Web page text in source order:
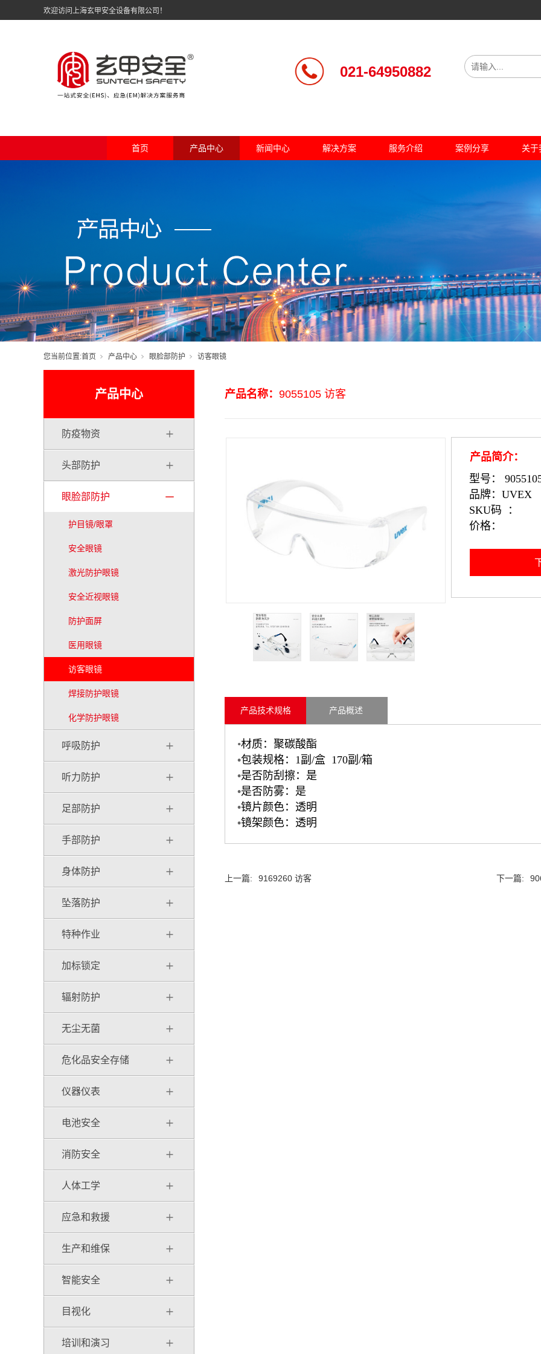
欢迎访问上海玄甲安全设备有限公司！
021-64950882
首页 产品中心 新闻中心 解决方案 服务介绍 案例分享 关于
您当前位置:首页 产品中心 眼脸部防护 访客眼镜
产品中心
防疫物资
头部防护
眼脸部防护
护目镜/眼罩
安全眼镜
激光防护眼镜
安全近视眼镜
防护面屏
医用眼镜
访客眼镜
焊接防护眼镜
化学防护眼镜
呼吸防护
听力防护
足部防护
手部防护
身体防护
坠落防护
特种作业
加标锁定
辐射防护
无尘无菌
危化品安全存储
仪器仪表
电池安全
消防安全
人体工学
应急和救援
生产和维保
智能安全
目视化
培训和演习
产品名称： 9055105 访客
产品简介：
型号：
品牌：UVEX
SKU码 ：
价格：
产品技术规格 产品概述
•材质：聚碳酸酯
•包装规格：1副/盒 170副/箱
•是否防刮擦：是
•是否防雾：是
•镜片颜色：透明
•镜架颜色：透明
上一篇: 9169260 访客 下一篇: